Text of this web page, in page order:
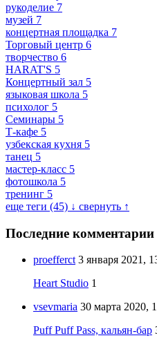
рукоделие 7
музей 7
концертная площадка 7
Торговый центр 6
творчество 6
HARAT'S 5
Концертный зал 5
языковая школа 5
психолог 5
Семинары 5
Т-кафе 5
узбекская кухня 5
танец 5
мастер-класс 5
фотошкола 5
тренинг 5
еще теги (45) ↓ свернуть ↑
Последние комментарии
proefferct 3 января 2021,
Heart Studio 1
vsevmaria 30 марта 2020,
Puff Puff Pass, кальян-бар